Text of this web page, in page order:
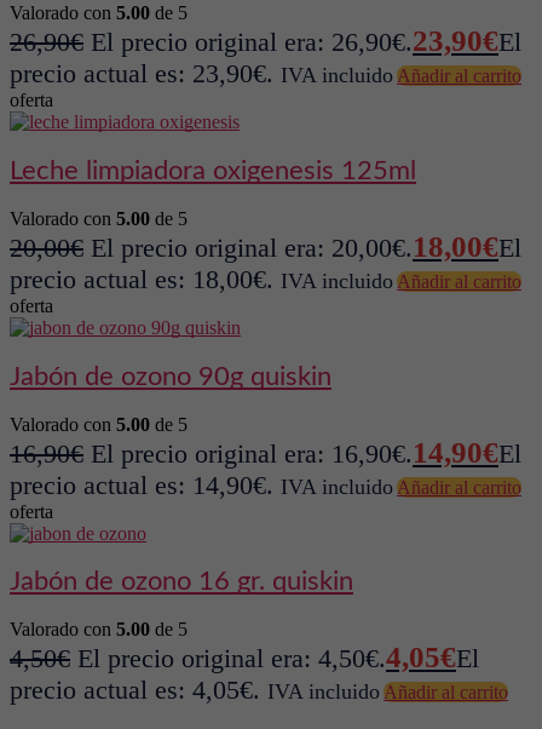
Valorado con 5.00 de 5
26,90€ El precio original era: 26,90€.23,90€El
precio actual es: 23,90€. IVA incluidoAñadir al carrito
oferta
leche limpiadora oxigenesis 125ml
Valorado con 5.00 de 5
20,00€ El precio original era: 20,00€.18,00€El
precio actual es: 18,00€. IVA incluidoAñadir al carrito
oferta
jabón de ozono 90g quiskin
Valorado con 5.00 de 5
16,90€ El precio original era: 16,90€.14,90€El
precio actual es: 14,90€. IVA incluidoAñadir al carrito
oferta
jabón de ozono 16 gr. quiskin
Valorado con 5.00 de 5
4,50€ El precio original era: 4,50€.4,05€El
precio actual es: 4,05€. IVA incluidoAñadir al carrito